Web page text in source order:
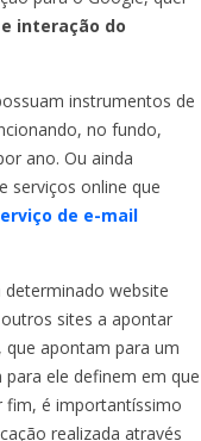
interação do
instrumentos de
no fundo,
ano. Ou ainda
serviços online que
de e-mail
website
sites a apontar
que apontam para um
ele definem em que
fim, é importantíssimo
realizada através